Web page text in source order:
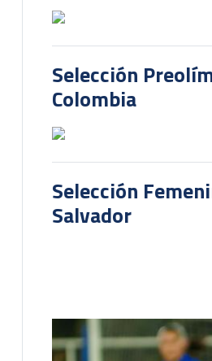
Selección
Colombia
Selección
Salvador